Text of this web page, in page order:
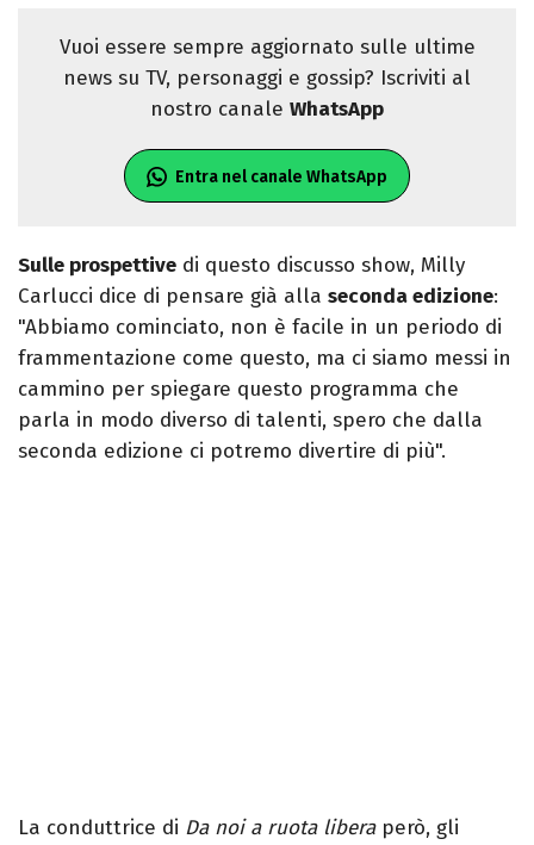
Vuoi essere sempre aggiornato sulle ultime
news su TV, personaggi e gossip? Iscriviti al
nostro canale WhatsApp
Entra nel canale WhatsApp
Sulle prospettive di questo discusso show, Milly
Carlucci dice di pensare già alla seconda edizione:
"Abbiamo cominciato, non è facile in un periodo di
frammentazione come questo, ma ci siamo messi in
cammino per spiegare questo programma che
parla in modo diverso di talenti, spero che dalla
seconda edizione ci potremo divertire di più".
La conduttrice di Da noi a ruota liberaperò, gli